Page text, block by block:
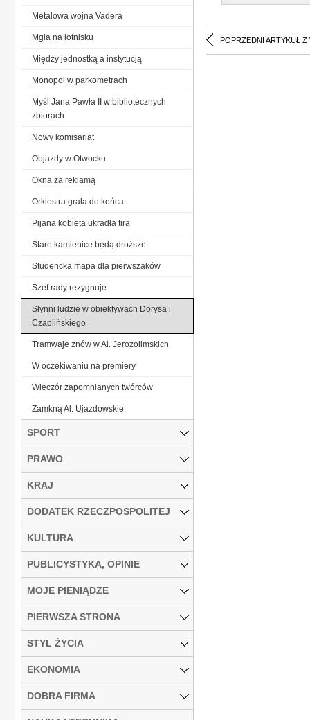
POPRZEDNI ARTYKUŁ Z
Metalowa wojna Vadera
Mgła na lotnisku
Między jednostką a instytucją
Monopol w parkometrach
Myśl Jana Pawła II w bibliotecznych
zbiorach
Nowy komisariat
Objazdy w Otwocku
Okna za reklamą
Orkiestra grała do końca
Pijana kobieta ukradła tira
Stare kamienice będą droższe
Studencka mapa dla pierwszaków
Szef rady rezygnuje
Słynni ludzie w obiektywach Dorysa i
Czaplińskiego
Tramwaje znów w Al. Jerozolimskich
W oczekiwaniu na premiery
Wieczór zapomnianych twórców
Zamkną Al. Ujazdowskie
SPORT
PRAWO
KRAJ
DODATEK RZECZPOSPOLITEJ
KULTURA
PUBLICYSTYKA, OPINIE
MOJE PIENIĄDZE
PIERWSZA STRONA
STYL ŻYCIA
EKONOMIA
DOBRA FIRMA